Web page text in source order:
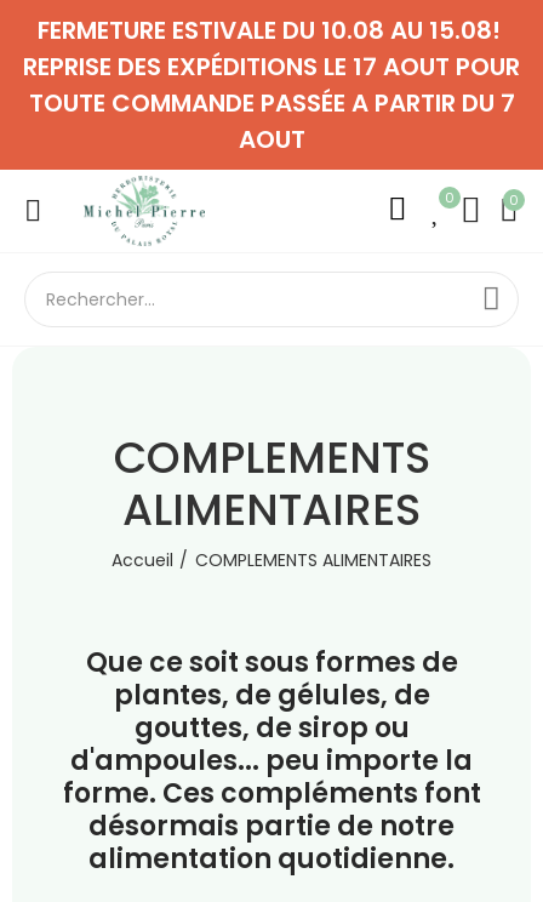
FERMETURE ESTIVALE DU 10.08 AU 15.08!
REPRISE DES EXPÉDITIONS LE 17 AOUT POUR
TOUTE COMMANDE PASSÉE A PARTIR DU 7
AOUT
0 0
COMPLEMENTS
ALIMENTAIRES
Accueil COMPLEMENTS ALIMENTAIRES
Que ce soit sous formes de
plantes, de gélules, de
gouttes, de sirop ou
d'ampoules... peu importe la
forme. Ces compléments font
désormais partie de notre
alimentation quotidienne.